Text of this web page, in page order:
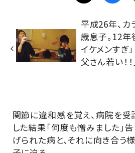
平成26年、カ
歳息子。12
イケメンすぎ
父さん若い！！
関節に違和感を覚え、病院を受
した結果「何度も憎みました」告
げられた病と、それに向き合う様